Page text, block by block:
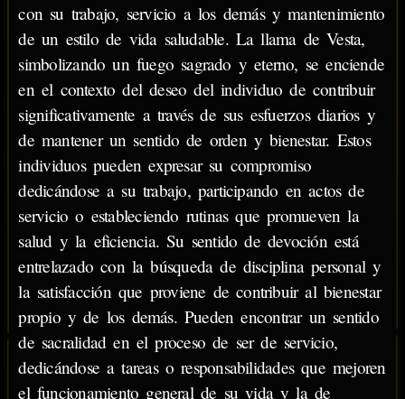
con su trabajo, servicio a los demás y mantenimiento
de un estilo de vida saludable. La llama de Vesta,
simbolizando un fuego sagrado y eterno, se enciende
en el contexto del deseo del individuo de contribuir
significativamente a través de sus esfuerzos diarios y
de mantener un sentido de orden y bienestar. Estos
individuos pueden expresar su compromiso
dedicándose a su trabajo, participando en actos de
servicio o estableciendo rutinas que promueven la
salud y la eficiencia. Su sentido de devoción está
entrelazado con la búsqueda de disciplina personal y
la satisfacción que proviene de contribuir al bienestar
propio y de los demás. Pueden encontrar un sentido
de sacralidad en el proceso de ser de servicio,
dedicándose a tareas o responsabilidades que mejoren
el funcionamiento general de su vida y la de